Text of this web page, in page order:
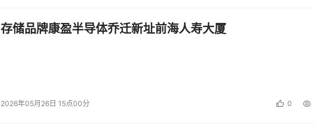
存储品牌康盈半导体乔迁新址前海人寿大厦
2026年05月26日 15点00分 0